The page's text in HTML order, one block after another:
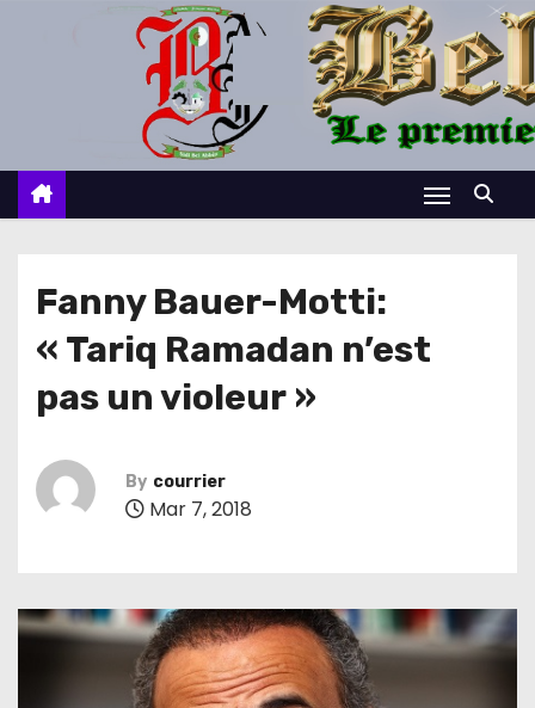
c
Fanny Bauer-Motti:
« Tariq Ramadan n’est
pas un violeur »
By courrier
Mar 7, 2018